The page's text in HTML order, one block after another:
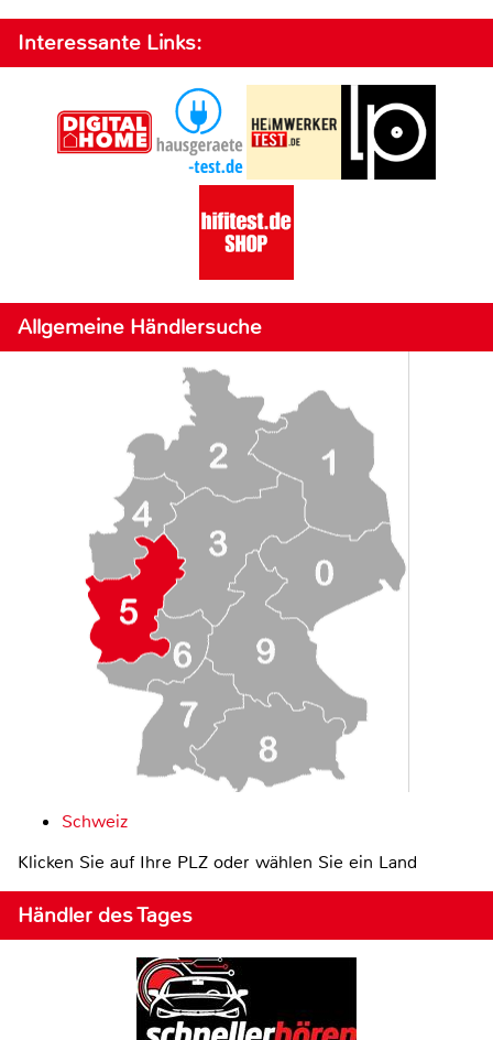
Interessante Links:
Allgemeine Händlersuche
Schweiz
Klicken Sie auf Ihre PLZ oder wählen Sie ein Land
Händler des Tages